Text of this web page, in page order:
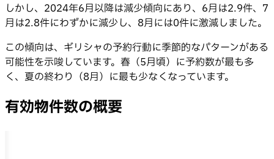
しかし、2024年6月以降は減少傾向にあり、6月は2.9件、7
月は2.8件にわずかに減少し、8月には0件に激減しました。
この傾向は、ギリシャの予約行動に季節的なパターンがある
可能性を示唆しています。春（5月頃）に予約数が最も多
く、夏の終わり（8月）に最も少なくなっています。
有効物件数の概要